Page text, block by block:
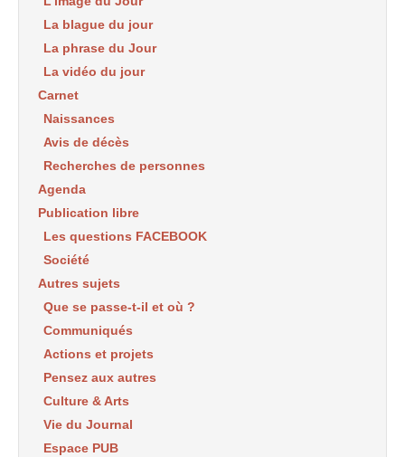
La blague du jour
La phrase du Jour
La vidéo du jour
Carnet
Naissances
Avis de décès
Recherches de personnes
Agenda
Publication libre
Les questions FACEBOOK
Société
Autres sujets
Que se passe-t-il et où ?
Communiqués
Actions et projets
Pensez aux autres
Culture & Arts
Vie du Journal
Espace PUB